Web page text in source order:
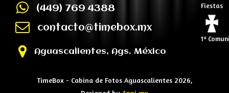
Fiestas
1ª
(449) 769 4388
contacto@timebox.mx
Aguascalientes, Ags. México
TimeBox - Cabina de Fotos Aguascalientes 2026,